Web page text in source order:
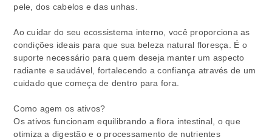
pele, dos cabelos e das unhas.
Ao cuidar do seu ecossistema interno, você proporciona as
condições ideais para que sua beleza natural floresça. É o
suporte necessário para quem deseja manter um aspecto
radiante e saudável, fortalecendo a confiança através de um
cuidado que começa de dentro para fora.
Como agem os ativos?
Os ativos funcionam equilibrando a flora intestinal, o que
otimiza a digestão e o processamento de nutrientes